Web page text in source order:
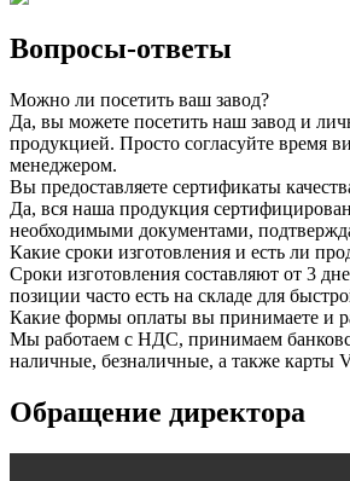
Вопросы-ответы
Можно ли посетить ваш завод?
Да, вы можете посетить наш завод и
продукцией. Просто согласуйте время
менеджером.
Вы предоставляете сертификаты
Да, вся наша продукция
необходимыми документами,
Какие сроки изготовления и есть ли
Сроки изготовления составляют от 3
позиции часто есть на складе для
Какие формы оплаты вы принимаете и
Мы работаем с НДС, принимаем
наличные, безналичные, а также карты
Обращение директора